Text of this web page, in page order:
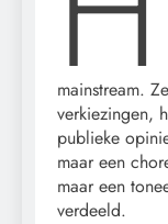
mainstream.
verkiezingen,
publieke
maar een
maar een
verdeeld.